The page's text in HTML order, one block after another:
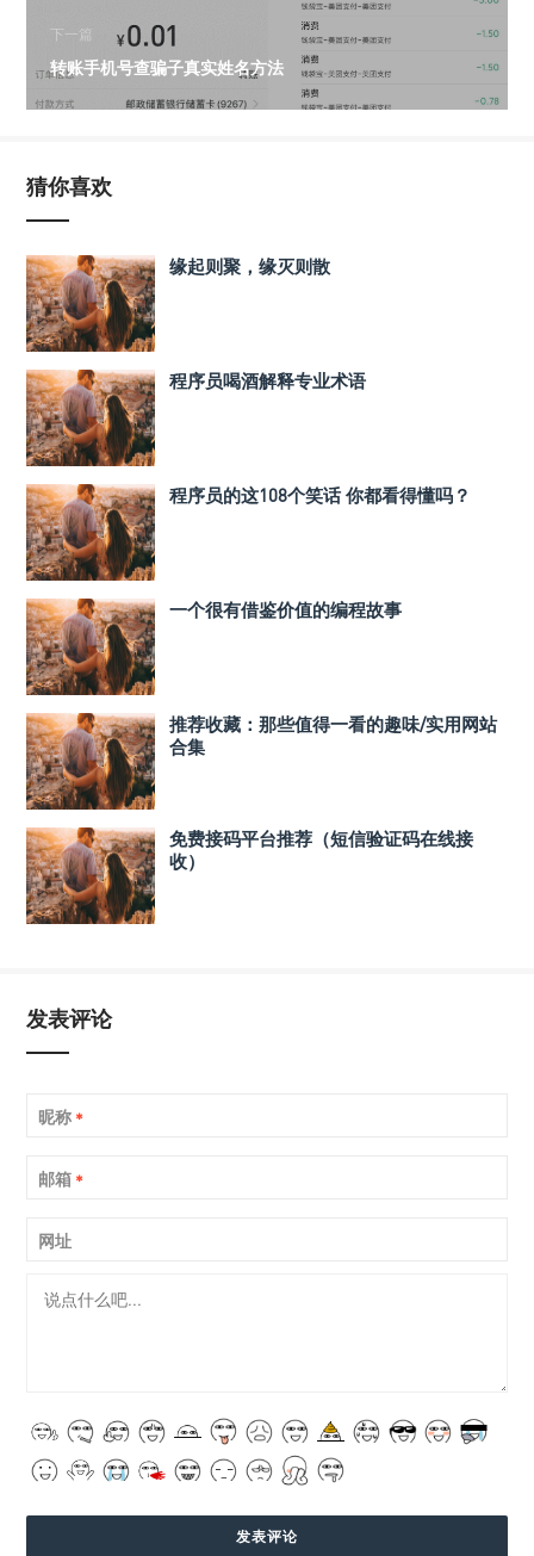
下一篇
转账手机号查骗子真实姓名方法
猜你喜欢
缘起则聚，缘灭则散
程序员喝酒解释专业术语
程序员的这108个笑话 你都看得懂吗？
一个很有借鉴价值的编程故事
推荐收藏：那些值得一看的趣味/实用网站
合集
免费接码平台推荐（短信验证码在线接
收）
发表评论
昵称 *
邮箱 *
网址